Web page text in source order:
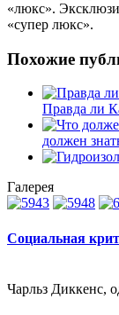
«люкс».
«супер люкс».
Похожие
Правда ли
должен
Галерея
Социальная
Чарльз Диккенс,